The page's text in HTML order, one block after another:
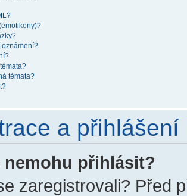
oznámení?
témata?
a přihlášení
nemohu přihlásit?
zaregistrovali? Před